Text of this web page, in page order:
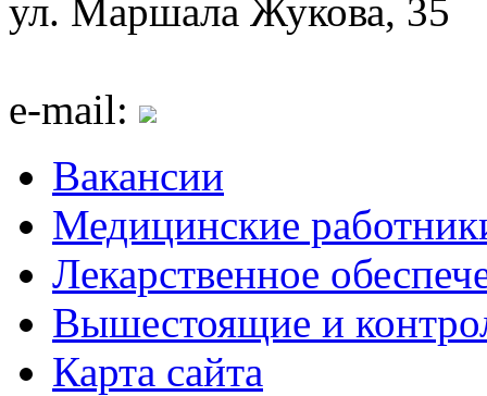
ул. Маршала Жукова, 35
e-mail:
Вакансии
Медицинские
Лекарственное
Вышестоящие и
Карта сайта